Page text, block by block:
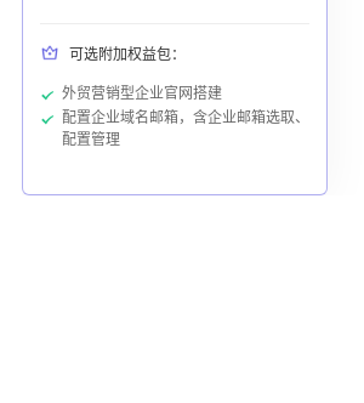
可选附加权益包：
外贸营销型企业官网搭建
配置企业域名邮箱，含企业邮箱选取、
配置管理